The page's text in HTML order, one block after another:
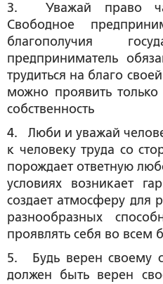
3. Уважай право
Свободное
благополучия
предприниматель
трудиться на благо
можно проявить
собственность
4. Люби и уважай
к человеку труда со
порождает ответную
условиях возникает
создает атмосферу для
разнообразных
проявлять себя во всем
5. Будь верен своему
должен быть верен